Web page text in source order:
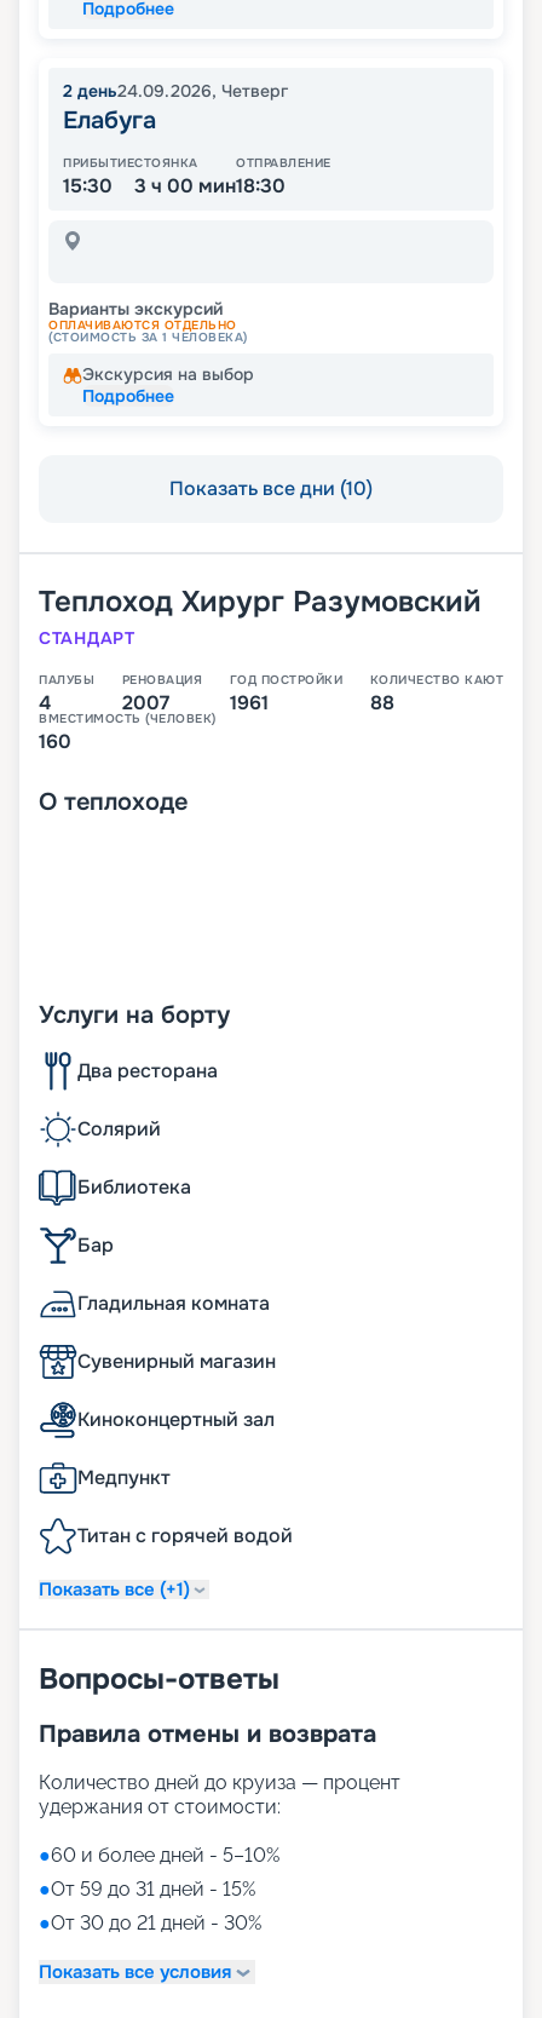
Подробнее
2 день24.09.2026, Четверг
Елабуга
ПРИБЫТИЕ
15:30
СТОЯНКА
3 ч 00 мин
ОТПРАВЛЕНИЕ
18:30
Варианты экскурсий
ОПЛАЧИВАЮТСЯ ОТДЕЛЬНО
(СТОИМОСТЬ ЗА 1 ЧЕЛОВЕКА)
Экскурсия на выбор
Подробнее
Показать все дни (10)
Теплоход Хирург Разумовский
СТАНДАРТ
ПАЛУБЫ
4
РЕНОВАЦИЯ
2007
ГОД ПОСТРОЙКИ
1961
КОЛИЧЕСТВО КАЮТ
88
ВМЕСТИМОСТЬ (ЧЕЛОВЕК)
160
О теплоходе
Услуги на борту
Два ресторана
Солярий
Библиотека
Бар
Гладильная комната
Сувенирный магазин
Киноконцертный зал
Медпункт
Титан с горячей водой
Показать все (+1)
Вопросы-ответы
Правила отмены и возврата
Количество дней до круиза — процент
удержания от стоимости:
●60 и более дней - 5–10%
●От 59 до 31 дней - 15%
●От 30 до 21 дней - 30%
Показать все условия